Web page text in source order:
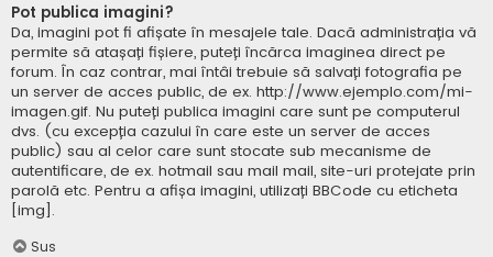
Pot publica imagini?
Da, imagini pot fi afișate în mesajele tale. Dacă administrația vă
permite să atașați fișiere, puteți încărca imaginea direct pe
forum. În caz contrar, mai întâi trebuie să salvați fotografia pe
un server de acces public, de ex. http://www.ejemplo.com/mi-
imagen.gif. Nu puteți publica imagini care sunt pe computerul
dvs. (cu excepția cazului în care este un server de acces
public) sau al celor care sunt stocate sub mecanisme de
autentificare, de ex. hotmail sau mail mail, site-uri protejate prin
parolă etc. Pentru a afișa imagini, utilizați BBCode cu eticheta
[img].
Sus